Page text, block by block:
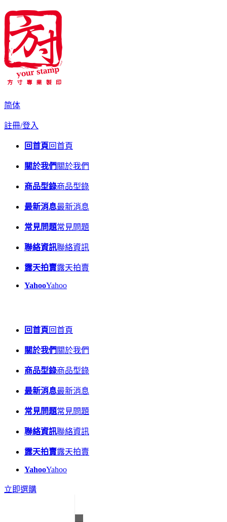
简体
註冊/登入
回首頁回首頁
關於我們 關於我們
商品型錄商品型錄
最新消息最新消息
常見問題常見問題
聯絡資訊聯絡資訊
露天拍賣露天拍賣
YahooYahoo
回首頁回首頁
關於我們 關於我們
商品型錄商品型錄
最新消息最新消息
常見問題常見問題
聯絡資訊聯絡資訊
露天拍賣露天拍賣
YahooYahoo
立即選購